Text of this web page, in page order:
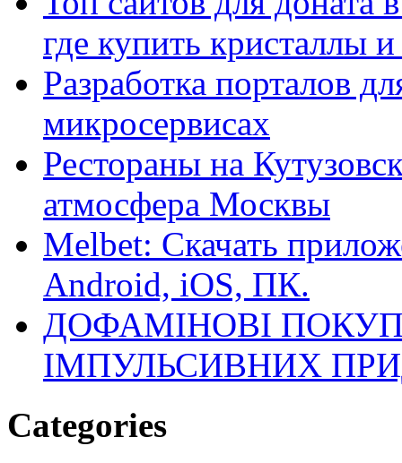
где купить кристаллы
Разработка порталов
микросервисах
Рестораны на
атмосфера Москвы
Melbet: Скачать
Android, iOS, ПК.
ДОФАМІНОВІ
ІМПУЛЬСИВНИХ
Categories